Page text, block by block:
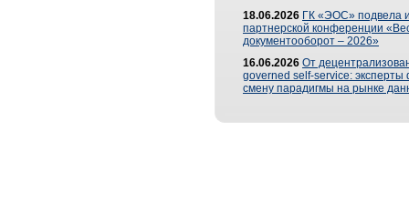
18.06.2026 ГК «ЭОС» подвела
партнерской конференции
документооборот – 2026»
16.06.2026 От
governed self-service: эксперты
смену парадигмы на рынке